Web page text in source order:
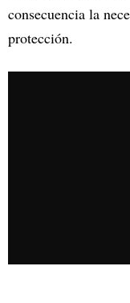
consecuencia la
protección.